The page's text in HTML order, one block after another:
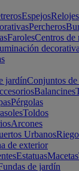
Espejos
Percheros
FarolesCentros de
decorativa
jardínConjuntos de
Balancines
Pérgolas
Toldos
Arcones
UrbanosRiego
de exterior
EstatuasMacetas
de jardín